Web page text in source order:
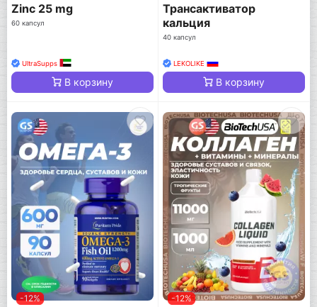
Zinc 25 mg
60 капсул
UltraSupps
В корзину
Трансактиватор
кальция
40 капсул
LEKOLIKE
В корзину
-12% -12%